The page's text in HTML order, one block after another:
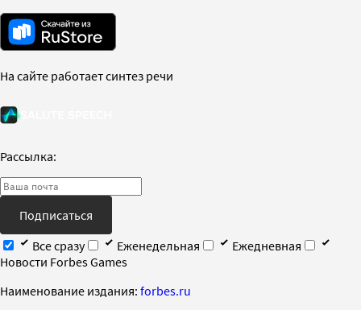
На сайте работает синтез речи
Рассылка:
Подписаться
Все сразу
Еженедельная
Ежедневная
Новости Forbes Games
Наименование издания: forbes.ru